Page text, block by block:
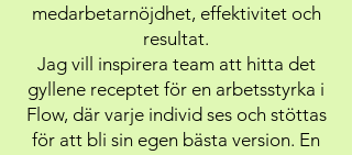
medarbetarnöjdhet, effektivitet och
resultat.
Jag vill inspirera team att hitta det
gyllene receptet för en arbetsstyrka i
Flow, där varje individ ses och stöttas
för att bli sin egen bästa version. En